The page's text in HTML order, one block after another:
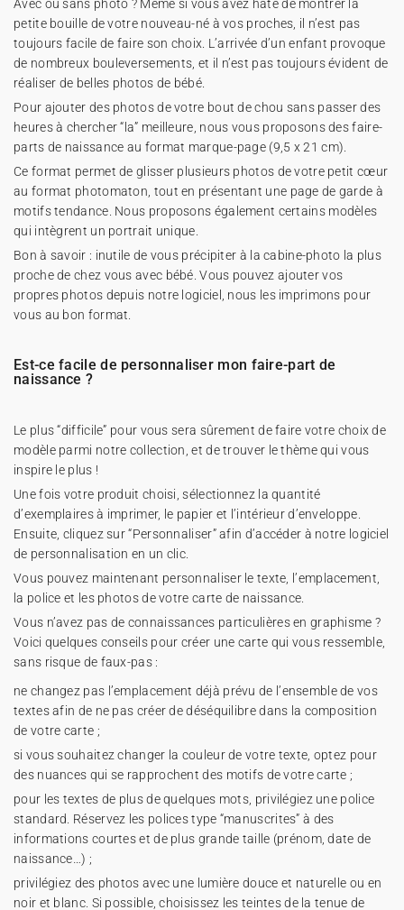
Avec ou sans photo ? Même si vous avez hâte de montrer la
petite bouille de votre nouveau-né à vos proches, il n’est pas
toujours facile de faire son choix. L’arrivée d’un enfant provoque
de nombreux bouleversements, et il n’est pas toujours évident de
réaliser de belles photos de bébé.
Pour ajouter des photos de votre bout de chou sans passer des
heures à chercher “la” meilleure, nous vous proposons des faire-
parts de naissance au format marque-page (9,5 x 21 cm).
Ce format permet de glisser plusieurs photos de votre petit cœur
au format photomaton, tout en présentant une page de garde à
motifs tendance. Nous proposons également certains modèles
qui intègrent un portrait unique.
Bon à savoir : inutile de vous précipiter à la cabine-photo la plus
proche de chez vous avec bébé. Vous pouvez ajouter vos
propres photos depuis notre logiciel, nous les imprimons pour
vous au bon format.
Est-ce facile de personnaliser mon faire-part de
naissance ?
Le plus “difficile” pour vous sera sûrement de faire votre choix de
modèle parmi notre collection, et de trouver le thème qui vous
inspire le plus !
Une fois votre produit choisi, sélectionnez la quantité
d’exemplaires à imprimer, le papier et l’intérieur d’enveloppe.
Ensuite, cliquez sur “Personnaliser” afin d’accéder à notre logiciel
de personnalisation en un clic.
Vous pouvez maintenant personnaliser le texte, l’emplacement,
la police et les photos de votre carte de naissance.
Vous n’avez pas de connaissances particulières en graphisme ?
Voici quelques conseils pour créer une carte qui vous ressemble,
sans risque de faux-pas :
ne changez pas l’emplacement déjà prévu de l’ensemble de vos
textes afin de ne pas créer de déséquilibre dans la composition
de votre carte ;
si vous souhaitez changer la couleur de votre texte, optez pour
des nuances qui se rapprochent des motifs de votre carte ;
pour les textes de plus de quelques mots, privilégiez une police
standard. Réservez les polices type “manuscrites” à des
informations courtes et de plus grande taille (prénom, date de
naissance…) ;
privilégiez des photos avec une lumière douce et naturelle ou en
noir et blanc. Si possible, choisissez les teintes de la tenue de